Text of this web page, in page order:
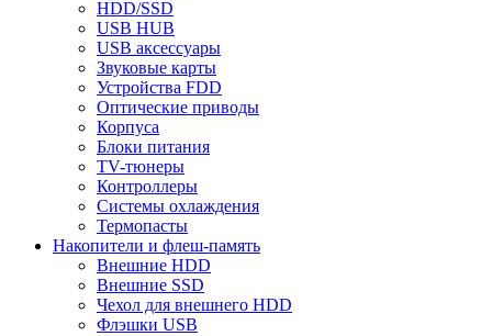
HDD/SSD
USB HUB
USB аксессуары
Звуковые карты
Устройства FDD
Оптические приводы
Корпуса
Блоки питания
TV-тюнеры
Контроллеры
Системы охлаждения
Термопасты
Накопители и флеш-память
Внешние HDD
Внешние SSD
Чехол для внешнего HDD
Флэшки USB